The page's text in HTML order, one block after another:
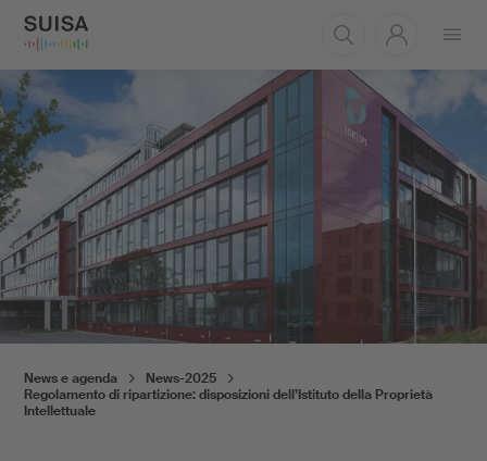
News e agenda
News-2025
Regolamento di ripartizione: disposizioni dell’Istituto della Proprietà
Intellettuale